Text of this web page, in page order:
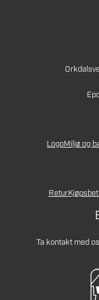
LogoMiljø og
Retur
Ta kontakt med